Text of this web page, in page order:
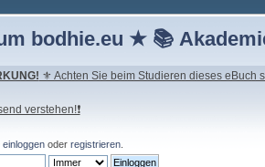
bodhie.eu ★ 📚
⚜ Achten Sie beim Studieren dieses eBuch
verstehen!❗
einloggenoder registrieren.